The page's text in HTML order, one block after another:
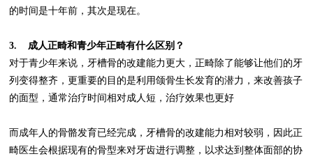
的时间是十年前，其次是现在。
3.
成人正畸和青少年正畸有什么区别？
对于青少年来说，牙槽骨的改建能力更大，正畸除了能够让他们的牙
列变得整齐，更重要的目的是利用颌骨生长发育的潜力，来改善孩子
的面型，通常治疗时间相对成人短，治疗效果也更好
而成年人的骨骼发育已经完成，牙槽骨的改建能力相对较弱，因此正
畸医生会根据现有的骨型来对牙齿进行调整，以求达到整体面部的协